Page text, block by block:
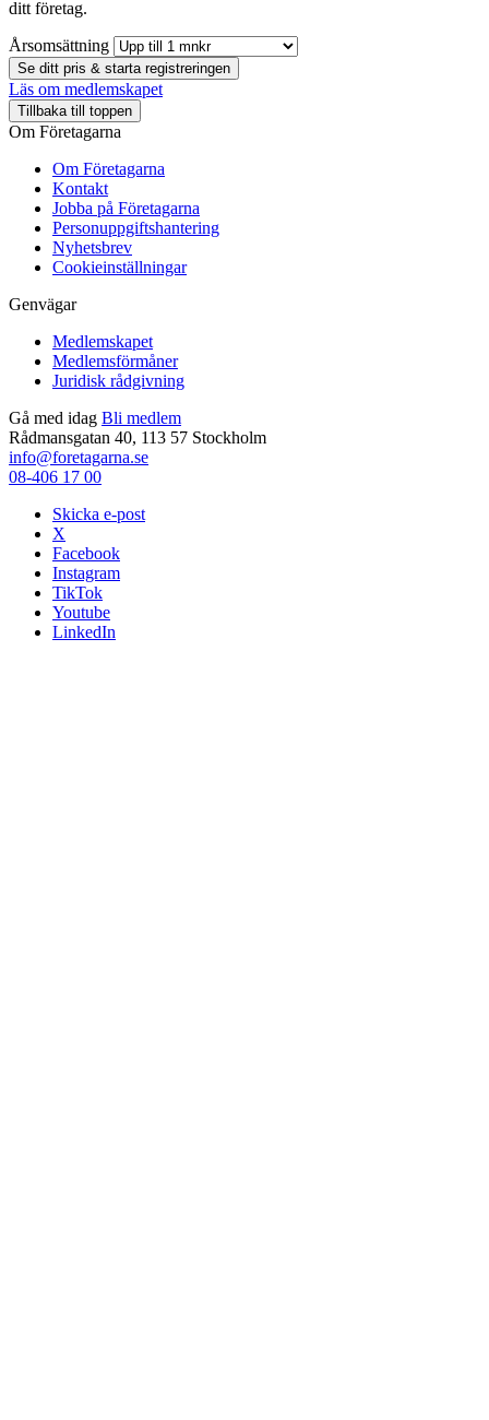
ditt företag.
Årsomsättning
Se ditt pris & starta registreringen
Läs om medlemskapet
Tillbaka till toppen
Om Företagarna
Om Företagarna
Kontakt
Jobba på Företagarna
Personuppgiftshantering
Nyhetsbrev
Cookieinställningar
Genvägar
Medlemskapet
Medlemsförmåner
Juridisk rådgivning
Gå med idag Bli medlem
Rådmansgatan 40, 113 57 Stockholm
info@foretagarna.se
08-406 17 00
Skicka e-post
X
Facebook
Instagram
TikTok
Youtube
LinkedIn